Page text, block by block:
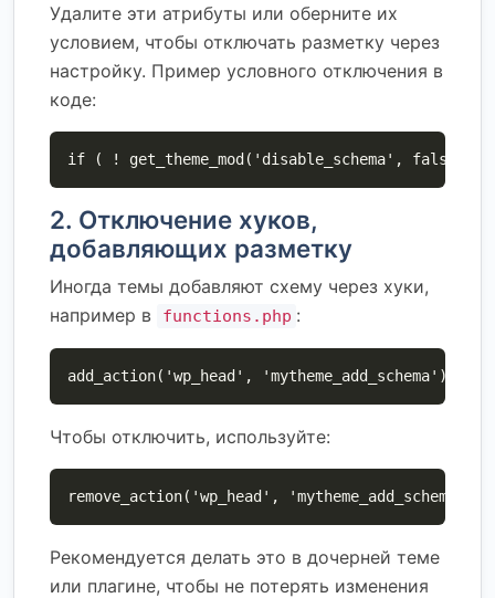
Удалите эти атрибуты или оберните их
условием, чтобы отключать разметку через
настройку. Пример условного отключения в
коде:
if ( ! get_theme_mod('disable_schema',
2. Отключение хуков,
добавляющих разметку
Иногда темы добавляют схему через хуки,
например в
functions.php :
add_action('wp_head',
Чтобы отключить, используйте:
remove_action('wp_head', 'mytheme_add_schema');
Рекомендуется делать это в дочерней теме
или плагине, чтобы не потерять изменения